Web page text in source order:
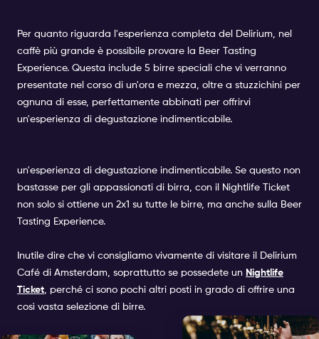
Per quanto riguarda l'esperienza completa del Delirium, nel
caffè più grande è possibile provare la Beer Tasting
Experience. Questa include 5 birre speciali che vi verranno
presentate nel corso di un'ora e mezza, oltre a stuzzichini per
ognuna di esse, perfettamente abbinati per offrirvi
un'esperienza di degustazione indimenticabile.
un'esperienza di degustazione indimenticabile. Se questo non
bastasse per gli appassionati di birra, con il Nightlife Ticket
non solo si ottiene un 2x1 su tutte le birre, ma anche sulla Beer
Tasting Experience.
Inutile dire che vi consigliamo vivamente di visitare il Delirium
Café di Amsterdam, soprattutto se possedete un Nightlife
Ticket, perché ci sono pochi altri posti in grado di offrire una
così vasta selezione di birre.